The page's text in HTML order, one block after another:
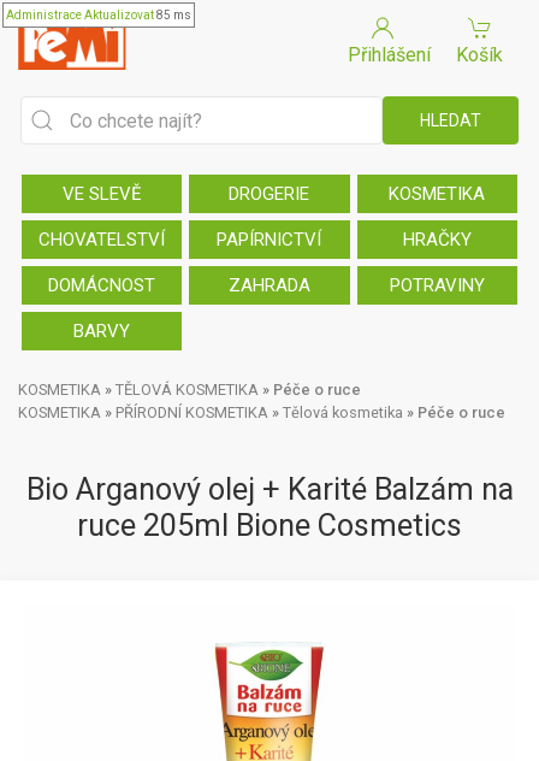
AdministraceAktualizovat85 ms
Přihlášení Košík
VE SLEVĚ DROGERIE KOSMETIKA
CHOVATELSTVÍ PAPÍRNICTVÍ HRAČKY
DOMÁCNOST ZAHRADA POTRAVINY
BARVY
KOSMETIKA » TĚLOVÁ KOSMETIKA » Péče o ruce
KOSMETIKA » PŘÍRODNÍ KOSMETIKA » Tělová kosmetika » Péče o ruce
Bio Arganový olej + Karité Balzám na
ruce 205ml Bione Cosmetics